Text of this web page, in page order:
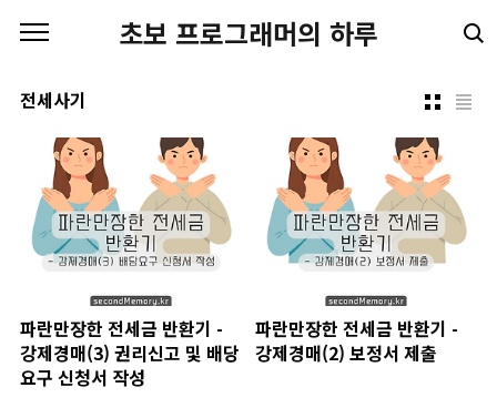
초보 프로그래머의 하루
전세사기
파란만장한 전세금 반환기 -
강제경매(3) 권리신고 및 배당
요구 신청서 작성
파란만장한 전세금 반환기 -
강제경매(2) 보정서 제출